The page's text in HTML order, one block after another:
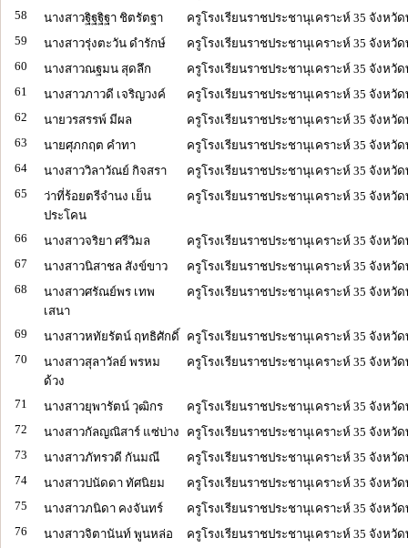
58
นางสาวฐิฐฐิฐา ชิตรัตฐา
ครูโรงเรียนราชประชานุเคราะห์ 35 จังหวัด
59
นางสาวรุ่งตะวัน ดำรักษ์
ครูโรงเรียนราชประชานุเคราะห์ 35 จังหวัด
60
นางสาวณฐมน สุดลึก
ครูโรงเรียนราชประชานุเคราะห์ 35 จังหวัด
61
นางสาวภาวดี เจริญวงค์
ครูโรงเรียนราชประชานุเคราะห์ 35 จังหวัด
62
นายวรสรรพ์ มีผล
ครูโรงเรียนราชประชานุเคราะห์ 35 จังหวัด
63
นายศุภกฤต คำทา
ครูโรงเรียนราชประชานุเคราะห์ 35 จังหวัด
64
นางสาววิลาวัณย์ กิจสรา
ครูโรงเรียนราชประชานุเคราะห์ 35 จังหวัด
65
ว่าที่ร้อยตรีจำนง เย็น
ประโคน
ครูโรงเรียนราชประชานุเคราะห์ 35 จังหวัด
66 นางสาวจริยา ศรีวิมล
ครูโรงเรียนราชประชานุเคราะห์ 35 จังหวัด
67
นางสาวนิสาชล สังข์ขาว
ครูโรงเรียนราชประชานุเคราะห์ 35 จังหวัด
68
นางสาวศรัณย์พร เทพ
เสนา
ครูโรงเรียนราชประชานุเคราะห์ 35 จังหวัด
69 นางสาวหทัยรัตน์ ฤทธิศักดิ์
ครูโรงเรียนราชประชานุเคราะห์ 35 จังหวัด
70
นางสาวสุลาวัลย์ พรหม
ด้วง
ครูโรงเรียนราชประชานุเคราะห์ 35 จังหวัด
71 นางสาวยุพารัตน์ วุฒิกร
ครูโรงเรียนราชประชานุเคราะห์ 35 จังหวัด
72
นางสาวกัลญณิสาร์ แซ่บ่าง
ครูโรงเรียนราชประชานุเคราะห์ 35 จังหวัด
73
นางสาวภัทรวดี กันมณี
ครูโรงเรียนราชประชานุเคราะห์ 35 จังหวัด
74
นางสาวปนัดดา ทัศนิยม
ครูโรงเรียนราชประชานุเคราะห์ 35 จังหวัด
75
นางสาวภนิดา คงจันทร์
ครูโรงเรียนราชประชานุเคราะห์ 35 จังหวัด
76
นางสาวจิตานันท์ พูนหล่อ
ครูโรงเรียนราชประชานุเคราะห์ 35 จังหวัด